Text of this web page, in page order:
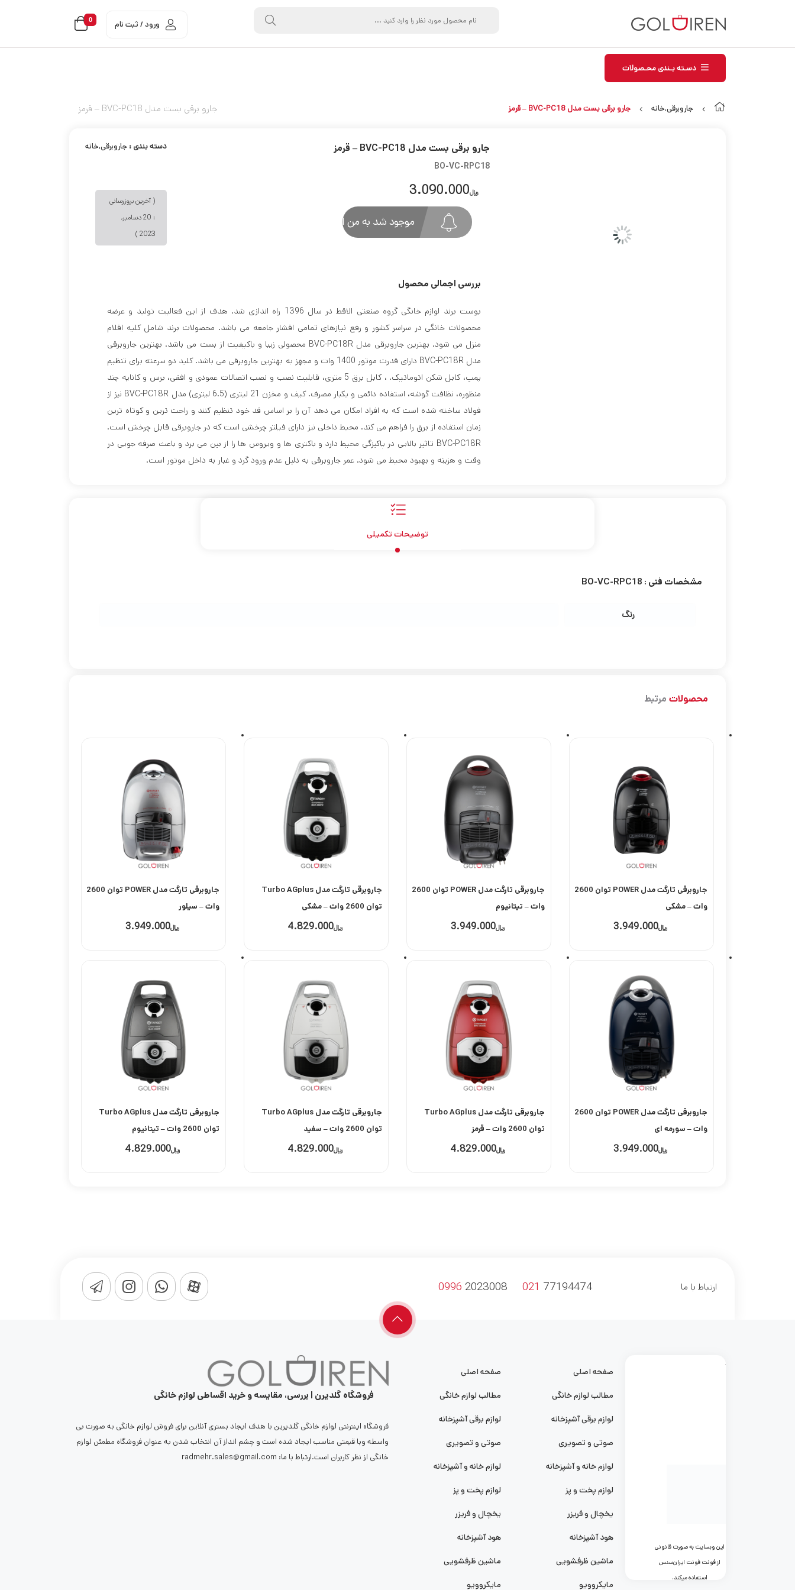
0 ورود / ثبت نام
دسـته بـندی محـصولات
جارو برقی بست مدل BVC-PC18 – قرمز جاروبرقی,خانه جارو برقی بست مدل BVC-PC18 – قرمز
جارو برقی بست مدل BVC-PC18 – قرمز
BO-VC-RPC18
﷼3.090.000
موجود شد به من اطلاع بده
دسته بندی :جاروبرقی,خانه
( آخرین بروزرسانی
: 20 دسامبر,
2023 )
بررسی اجمالی محصول
بوست برند لوازم خانگی گروه صنعتی الاقط در سال 1396 راه اندازی شد. هدف از این فعالیت تولید و عرضه
محصولات خانگی در سراسر کشور و رفع نیازهای تمامی اقشار جامعه می باشد. محصولات برند شامل کلیه اقلام
منزل می شود. بهترین جاروبرقی مدل BVC-PC18R محصولی زیبا و باکیفیت از بست می باشد. بهترین جاروبرقی
مدل BVC-PC18R دارای قدرت موتور 1400 وات و مجهز به بهترین جاروبرقی می باشد. کلید دو سرعته برای تنظیم
پمپ، کابل شکن اتوماتیک. ، کابل برق 5 متری، قابلیت نصب و نصب اتصالات عمودی و افقی، برس و کاناپه چند
منظوره، نظافت گوشه، استفاده دائمی و یکبار مصرف. کیف و مخزن 21 لیتری (6.5 لیتری) مدل BVC-PC18R نیز از
فولاد ساخته شده است که به افراد امکان می دهد آن را بر اساس قد خود تنظیم کنند و راحت ترین و کوتاه ترین
زمان استفاده از برق را فراهم می کند. محیط داخلی نیز دارای فیلتر چرخشی است که در جاروبرقی قابل چرخش است.
BVC-PC18R تاثیر بالایی در پاکیزگی محیط دارد و باکتری ها و ویروس ها را از بین می برد و باعث صرفه جویی در
وقت و هزینه و بهبود محیط می شود. عمر جاروبرقی به دلیل عدم ورود گرد و غبار به داخل موتور است.
توضیحات تکمیلی
مشخصات فنی : BO-VC-RPC18
رنگ
محصولات مرتبط
جاروبرقی تارگت مدل POWER توان 2600
وات – مشکی
﷼3.949.000
جاروبرقی تارگت مدل POWER توان 2600
وات – تیتانیوم
﷼3.949.000
جاروبرقی تارگت مدل Turbo AGplus
توان 2600 وات – مشکی
﷼4.829.000
جاروبرقی تارگت مدل POWER توان 2600
وات – سیلور
﷼3.949.000
جاروبرقی تارگت مدل POWER توان 2600
وات – سورمه ای
﷼3.949.000
جاروبرقی تارگت مدل Turbo AGplus
توان 2600 وات – قرمز
﷼4.829.000
جاروبرقی تارگت مدل Turbo AGplus
توان 2600 وات – سفید
﷼4.829.000
جاروبرقی تارگت مدل Turbo AGplus
توان 2600 وات – تیتانیوم
﷼4.829.000
ارتباط با ما 0996 2023008 021 77194474
این وبسایت به صورت قانونی
از فونت فونت ایران‌سنس
استفاده میکند.
صفحه اصلی
مطالب لوازم خانگی
لوازم برقی آشپزخانه
صوتی و تصویری
لوازم خانه و آشپزخانه
لوازم پخت و پز
یخچال و فریزر
هود آشپزخانه
ماشین ظرفشویی
مایکروویو
صفحه اصلی
مطالب لوازم خانگی
لوازم برقی آشپزخانه
صوتی و تصویری
لوازم خانه و آشپزخانه
لوازم پخت و پز
یخچال و فریزر
هود آشپزخانه
ماشین ظرفشویی
مایکروویو
فروشگاه گلدیرن | بررسی، مقایسه و خرید اقساطی لوازم خانگی
فروشگاه اینترنتی لوازم خانگی گلدیرین با هدف ایجاد بستری آنلاین برای فروش لوازم خانگی به صورت بی
واسطه وبا قیمتی مناسب ایجاد شده است و چشم انداز آن انتخاب شدن به عنوان فروشگاه مطمئن لوازم
خانگی از نظر کاربران است.ارتباط با ما: radmehr.sales@gmail.com